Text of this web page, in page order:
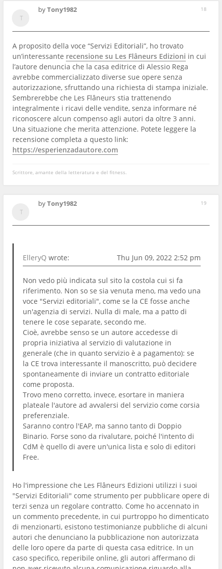
18
byTony1982
A proposito della voce “Servizi Editoriali”, ho trovato
un’interessante recensione su Les Flâneurs Edizioni in cui
l’autore denuncia che la casa editrice di Alessio Rega
avrebbe commercializzato diverse sue opere senza
autorizzazione, sfruttando una richiesta di stampa iniziale.
Sembrerebbe che Les Flâneurs stia trattenendo
integralmente i ricavi delle vendite, senza informare né
riconoscere alcun compenso agli autori da oltre 3 anni.
Una situazione che merita attenzione. Potete leggere la
recensione completa a questo link:
https://esperienzadautore.com
Scrittore, amante della letteratura e del fitness.
19
byTony1982
ElleryQ wrote: Thu Jun 09, 2022 2:52 pm
Non vedo più indicata sul sito la costola cui si fa
riferimento. Non so se sia venuta meno, ma vedo una
voce "Servizi editoriali", come se la CE fosse anche
un'agenzia di servizi. Nulla di male, ma a patto di
tenere le cose separate, secondo me.
Cioè, avrebbe senso se un autore accedesse di
propria iniziativa al servizio di valutazione in
generale (che in quanto servizio è a pagamento): se
la CE trova interessante il manoscritto, può decidere
spontaneamente di inviare un contratto editoriale
come proposta.
Trovo meno corretto, invece, esortare in maniera
plateale l'autore ad avvalersi del servizio come corsia
preferenziale.
Saranno contro l'EAP, ma sanno tanto di Doppio
Binario. Forse sono da rivalutare, poiché l'intento di
CdM è quello di avere un'unica lista e solo di editori
Free.
Ho l'impressione che Les Flâneurs Edizioni utilizzi i suoi
"Servizi Editoriali" come strumento per pubblicare opere di
terzi senza un regolare contratto. Come ho accennato in
un commento precedente, in cui purtroppo ho dimenticato
di menzionarti, esistono testimonianze pubbliche di alcuni
autori che denunciano la pubblicazione non autorizzata
delle loro opere da parte di questa casa editrice. In un
caso specifico, reperibile online, gli autori affermano di